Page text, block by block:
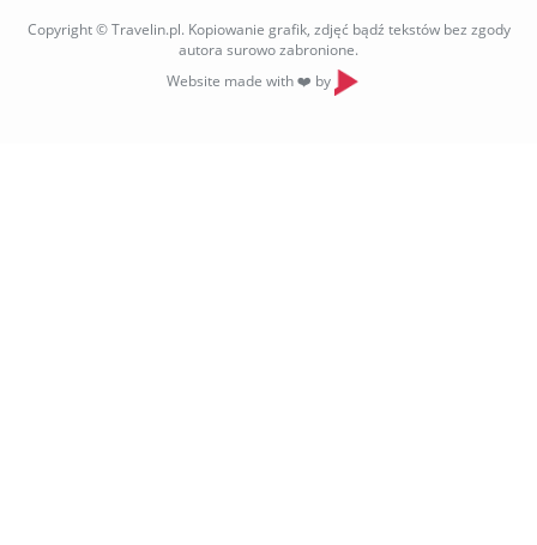
Copyright © Travelin.pl. Kopiowanie grafik, zdjęć bądź tekstów bez zgody
autora surowo zabronione.
Website made with ❤️ by